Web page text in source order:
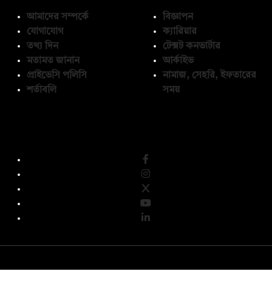
আমাদের সম্পর্কে
যোগাযোগ
তথ্য দিন
মতামত জানান
প্রাইভেসি পলিসি
শর্তাবলি
বিজ্ঞাপন
ক্যারিয়ার
টেক্সট কনভার্টার
আর্কাইভ
নামাজ, সেহরি, ইফতারের
সময়